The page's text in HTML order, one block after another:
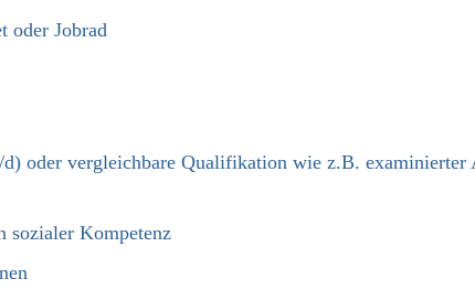
oder Jobrad
oder vergleichbare Qualifikation wie z.B.
sozialer Kompetenz